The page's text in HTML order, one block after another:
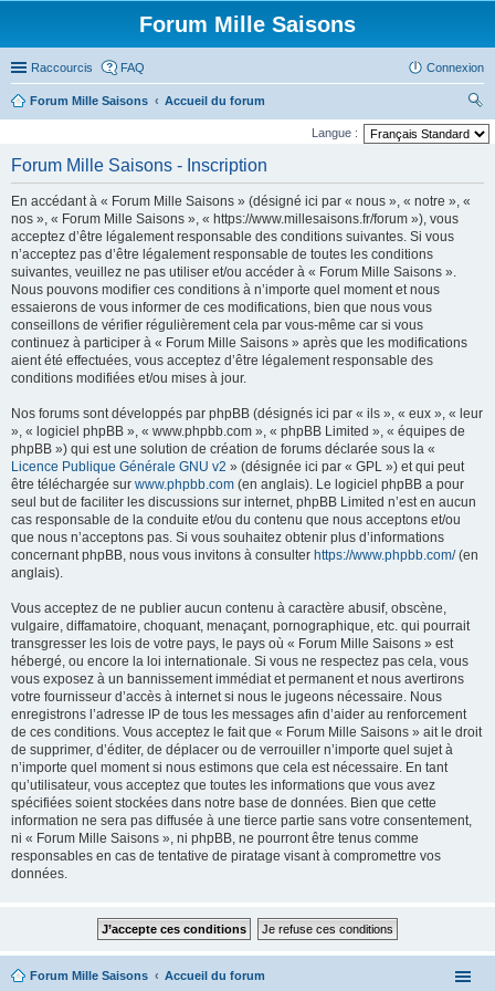
Forum Mille Saisons
Raccourcis FAQ Connexion
Forum Mille Saisons
Accueil du forum
ec
ch
Langue :
Forum Mille Saisons - Inscription
En accédant à « Forum Mille Saisons » (désigné ici par « nous », « notre », «
nos », « Forum Mille Saisons », « https://www.millesaisons.fr/forum »), vous
acceptez d’être légalement responsable des conditions suivantes. Si vous
n’acceptez pas d’être légalement responsable de toutes les conditions
suivantes, veuillez ne pas utiliser et/ou accéder à « Forum Mille Saisons ».
Nous pouvons modifier ces conditions à n’importe quel moment et nous
essaierons de vous informer de ces modifications, bien que nous vous
conseillons de vérifier régulièrement cela par vous-même car si vous
continuez à participer à « Forum Mille Saisons » après que les modifications
aient été effectuées, vous acceptez d’être légalement responsable des
conditions modifiées et/ou mises à jour.
Nos forums sont développés par phpBB (désignés ici par « ils », « eux », « leur
», « logiciel phpBB », « www.phpbb.com », « phpBB Limited », « équipes de
phpBB ») qui est une solution de création de forums déclarée sous la «
Licence Publique Générale GNU v2 » (désignée ici par « GPL ») et qui peut
être téléchargée sur www.phpbb.com (en anglais). Le logiciel phpBB a pour
seul but de faciliter les discussions sur internet, phpBB Limited n’est en aucun
cas responsable de la conduite et/ou du contenu que nous acceptons et/ou
que nous n’acceptons pas. Si vous souhaitez obtenir plus d’informations
concernant phpBB, nous vous invitons à consulter https://www.phpbb.com/(en
anglais).
Vous acceptez de ne publier aucun contenu à caractère abusif, obscène,
vulgaire, diffamatoire, choquant, menaçant, pornographique, etc. qui pourrait
transgresser les lois de votre pays, le pays où « Forum Mille Saisons » est
hébergé, ou encore la loi internationale. Si vous ne respectez pas cela, vous
vous exposez à un bannissement immédiat et permanent et nous avertirons
votre fournisseur d’accès à internet si nous le jugeons nécessaire. Nous
enregistrons l’adresse IP de tous les messages afin d’aider au renforcement
de ces conditions. Vous acceptez le fait que « Forum Mille Saisons » ait le droit
de supprimer, d’éditer, de déplacer ou de verrouiller n’importe quel sujet à
n’importe quel moment si nous estimons que cela est nécessaire. En tant
qu’utilisateur, vous acceptez que toutes les informations que vous avez
spécifiées soient stockées dans notre base de données. Bien que cette
information ne sera pas diffusée à une tierce partie sans votre consentement,
ni « Forum Mille Saisons », ni phpBB, ne pourront être tenus comme
responsables en cas de tentative de piratage visant à compromettre vos
données.
Forum Mille Saisons Accueil du forum